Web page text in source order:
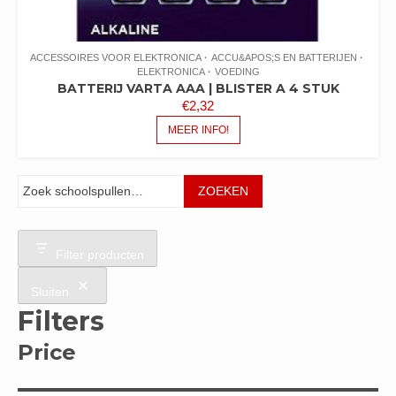
ACCESSOIRES VOOR ELEKTRONICA
ACCU&APOS;S EN BATTERIJEN
ELEKTRONICA
VOEDING
BATTERIJ VARTA AAA | BLISTER A 4 STUK
€2,32
MEER INFO!
ZOEKEN
Filter producten
Sluiten
Filters
Price